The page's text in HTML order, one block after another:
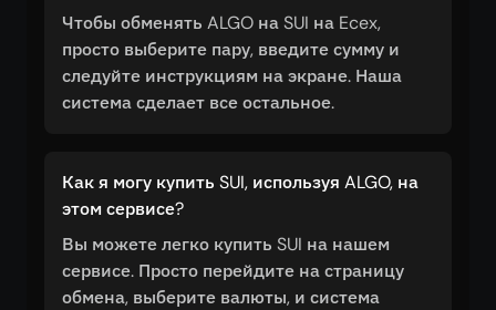
Чтобы обменять ALGO на SUI на Ecex,
просто выберите пару, введите сумму и
следуйте инструкциям на экране. Наша
система сделает все остальное.
Как я могу купить SUI, используя ALGO, на
этом сервисе?
Вы можете легко купить SUI на нашем
сервисе. Просто перейдите на страницу
обмена, выберите валюты, и система